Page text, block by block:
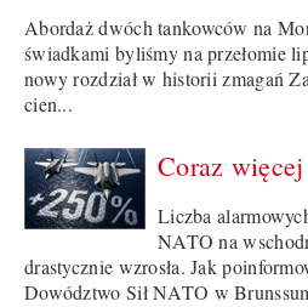
Abordaż dwóch tankowców na
świadkami byliśmy na przełomie
nowy rozdział w historii zmagań
cien...
Coraz
Liczba
NATO na
drastycznie wzrosła. Jak
Dowództwo Sił NATO w